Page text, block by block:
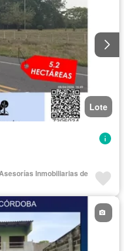
Lote
Inmobiliarias de